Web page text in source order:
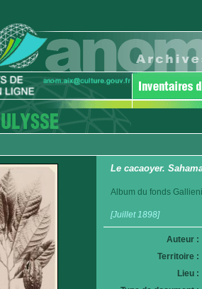
Le cacaoyer.
Album du fonds
[Juillet 1898]
Auteur :
Territoire :
Lieu :